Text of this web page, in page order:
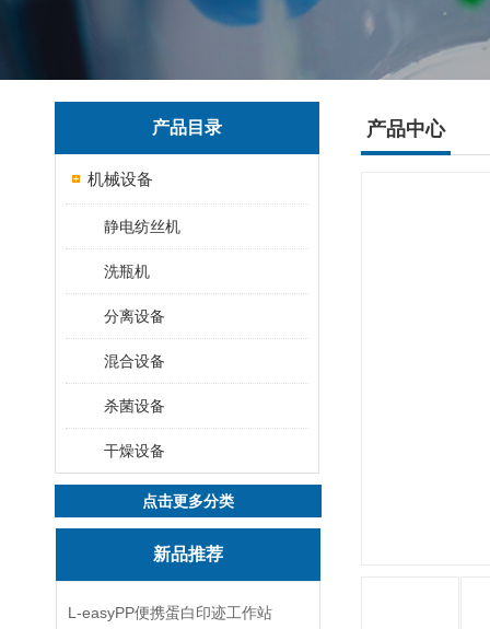
产品目录
机械设备
静电纺丝机
洗瓶机
分离设备
混合设备
杀菌设备
干燥设备
点击更多分类
新品推荐
L-easyPP便携蛋白印迹工作站
产品中心